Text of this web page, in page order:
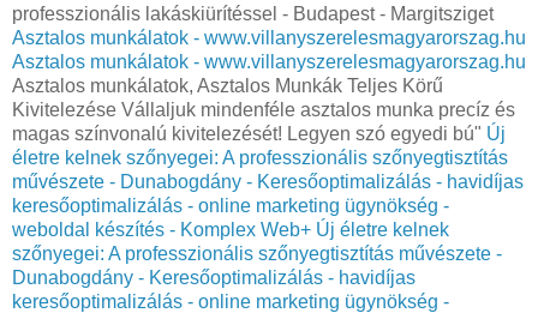
professzionális lakáskiürítéssel - Budapest - Margitsziget
Asztalos munkálatok - www.villanyszerelesmagyarorszag.hu
Asztalos munkálatok - www.villanyszerelesmagyarorszag.hu
Asztalos munkálatok, Asztalos Munkák Teljes Körű
Kivitelezése Vállaljuk mindenféle asztalos munka precíz és
magas színvonalú kivitelezését! Legyen szó egyedi bú" Új
életre kelnek szőnyegei: A professzionális szőnyegtisztítás
művészete - Dunabogdány - Keresőoptimalizálás - havidíjas
keresőoptimalizálás - online marketing ügynökség -
weboldal készítés - Komplex Web+ Új életre kelnek
szőnyegei: A professzionális szőnyegtisztítás művészete -
Dunabogdány - Keresőoptimalizálás - havidíjas
keresőoptimalizálás - online marketing ügynökség -